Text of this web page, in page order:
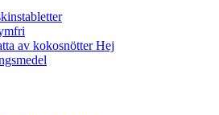
av kokosnötter Hej